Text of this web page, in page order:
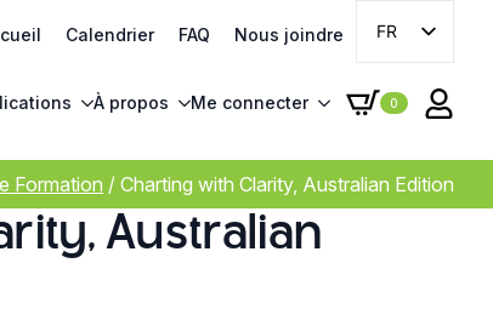
Calendrier FAQ Nous joindre
FR
EN
À propos Me connecter 0
Formation / Charting with Clarity, Australian Edition
Australian